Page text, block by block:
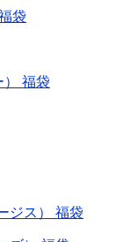
袋
福袋
ジス） 福袋